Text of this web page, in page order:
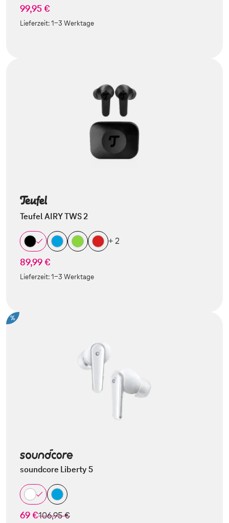
99,95 €
Lieferzeit:1-3 Werktage
Teufel AIRY TWS 2
+ 2
89,99 €
Lieferzeit:1-3 Werktage
%
soundcore Liberty 5
69 €statt
106,95 €